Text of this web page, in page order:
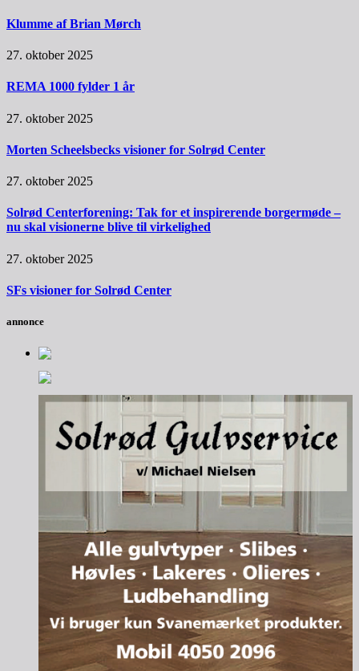
Klumme af Brian Mørch
27. oktober 2025
REMA 1000 fylder 1 år
27. oktober 2025
Morten Scheelsbecks visioner for Solrød Center
27. oktober 2025
Solrød Centerforening: Tak for et inspirerende borgermøde –
nu skal visionerne blive til virkelighed
27. oktober 2025
SFs visioner for Solrød Center
annonce